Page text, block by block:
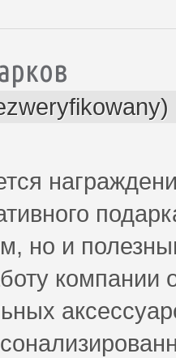
но и
компании